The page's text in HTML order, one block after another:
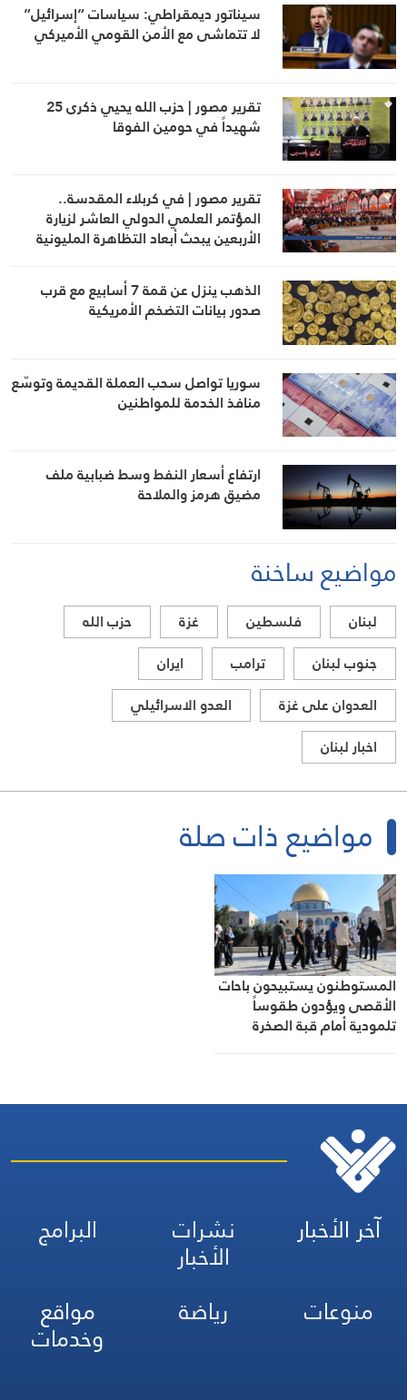
سيناتور ديمقراطي: سياسات “إسرائيل”
لا تتماشى مع الأمن القومي الأميركي
تقرير مصور | حزب الله يحيي ذكرى 25
شهيداً في حومين الفوقا
تقرير مصور | في كربلاء المقدسة..
المؤتمر العلمي الدولي العاشر لزيارة
الأربعين يبحث أبعاد التظاهرة المليونية
الذهب ينزل عن قمة 7 أسابيع مع قرب
صدور بيانات التضخم الأمريكية
سوريا تواصل سحب العملة القديمة وتوسّع
منافذ الخدمة للمواطنين
ارتفاع أسعار النفط وسط ضبابية ملف
مضيق هرمز والملاحة
مواضيع ساخنة
لبنان فلسطين غزة
حزب الله
جنوب لبنان
ترامب
ايران
العدوان على غزة
العدو الاسرائيلي
اخبار لبنان
مواضيع ذات صلة
المستوطنون يستبيحون باحات
الأقصى ويؤدون طقوساً
تلمودية أمام قبة الصخرة
آخر الأخبار نشرات
الأخبار
البرامج
منوعات
رياضة مواقع
وخدمات